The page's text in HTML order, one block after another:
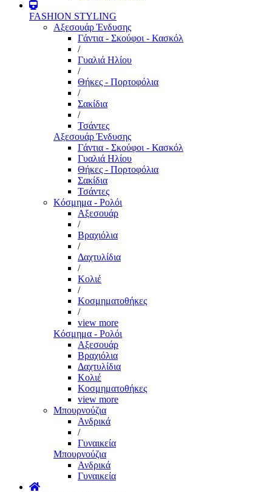
FASHION STYLING
Αξεσουάρ Ένδυσης
Γάντια - Σκούφοι - Κασκόλ
/
Γυαλιά Ηλίου
/
Θήκες - Πορτοφόλια
/
Σακίδια
/
Τσάντες
Αξεσουάρ Ένδυσης
Γάντια - Σκούφοι - Κασκόλ
Γυαλιά Ηλίου
Θήκες - Πορτοφόλια
Σακίδια
Τσάντες
Κόσμημα - Ρολόι
Αξεσουάρ
/
Βραχιόλια
/
Δαχτυλίδια
/
Κολιέ
/
Κοσμηματοθήκες
/
view more
Κόσμημα - Ρολόι
Αξεσουάρ
Βραχιόλια
Δαχτυλίδια
Κολιέ
Κοσμηματοθήκες
view more
Μπουρνούζια
Ανδρικά
/
Γυναικεία
Μπουρνούζια
Ανδρικά
Γυναικεία